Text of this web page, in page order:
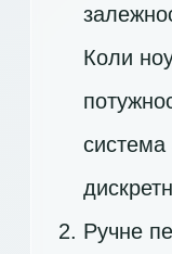
Коли
Ручне